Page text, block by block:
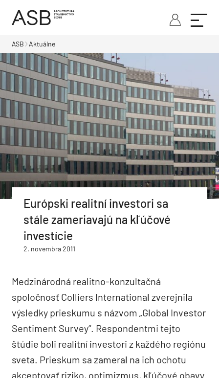
ASB Aktuálne
Európski realitní investori sa
stále zameriavajú na kľúčové
investície
2. novembra 2011
Medzinárodná realitno-konzultačná
spoločnosť Colliers International zverejnila
výsledky prieskumu s názvom „Global Investor
Sentiment Survey“. Respondentmi tejto
štúdie boli realitní investori z každého regiónu
sveta. Prieskum sa zameral na ich ochotu
akceptovať riziko, optimizmus, kľúčové obavy